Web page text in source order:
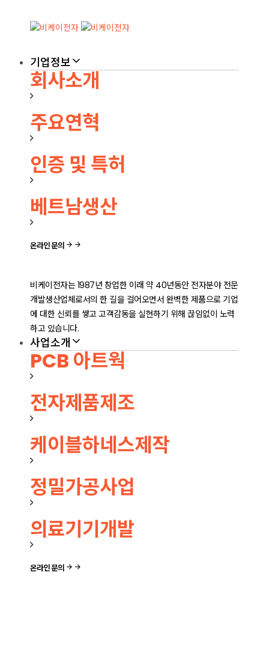
primary
content
기업정보
회사소개
주요연혁
인증 및 특허
베트남생산
온라인 문의
비케이전자는 1987년 창업한 이래 약 40년동안 전자분야 전문
개발생산업체로서의 한 길을 걸어오면서 완벽한 제품으로 기업
에 대한 신뢰를 쌓고 고객감동을 실현하기 위해 끊임없이 노력
하고 있습니다.
사업소개
PCB 아트웍
전자제품제조
케이블하네스제작
정밀가공사업
의료기기개발
온라인 문의